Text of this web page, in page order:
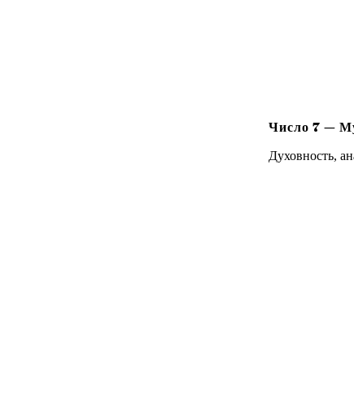
Число 7 —
Духовность,